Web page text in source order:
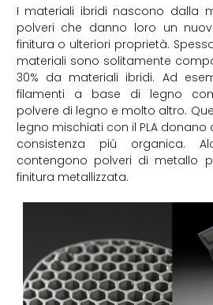
I materiali ibridi nascono dalla
polveri che danno loro un
finitura o ulteriori proprietà.
materiali sono solitamente
30% da materiali ibridi. Ad
filamenti a base di legno
polvere di legno e molto altro.
legno mischiati con il PLA
consistenza più organica.
contengono polveri di metallo
finitura metallizzata.